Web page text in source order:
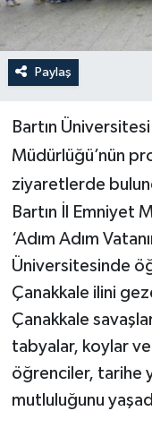
Paylaş
Bartın
Müdürlüğü’nün
ziyaretlerde
Bartın İl Emniyet
‘Adım Adım
Üniversitesinde
Çanakkale ilini
Çanakkale
tabyalar, koylar
öğrenciler, tarihe
mutluluğunu
Turizm
Yerel
DÜNYA
YEREL